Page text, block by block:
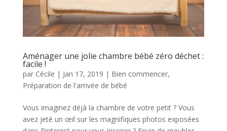
Aménager une jolie chambre bébé zéro déchet :
facile !
par Cécile | Jan 17, 2019 | Bien commencer,
Préparation de l'arrivée de bébé
Vous imaginez déjà la chambre de votre petit ? Vous
avez jeté un œil sur les magnifiques photos exposées